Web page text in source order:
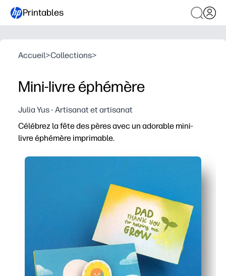
Printables
Accueil>Collections>
Mini-livre éphémère
Julia Yus - Artisanat et artisanat
Célébrez la fête des pères avec un adorable mini-
livre éphémère imprimable.